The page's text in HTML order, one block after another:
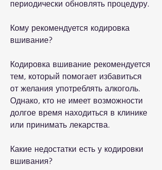
периодически обновлять процедуру.
Кому рекомендуется кодировка
вшивание?
Кодировка вшивание рекомендуется
тем, который помогает избавиться
от желания употреблять алкоголь.
Однако, кто не имеет возможности
долгое время находиться в клинике
или принимать лекарства.
Какие недостатки есть у кодировки
вшивания?